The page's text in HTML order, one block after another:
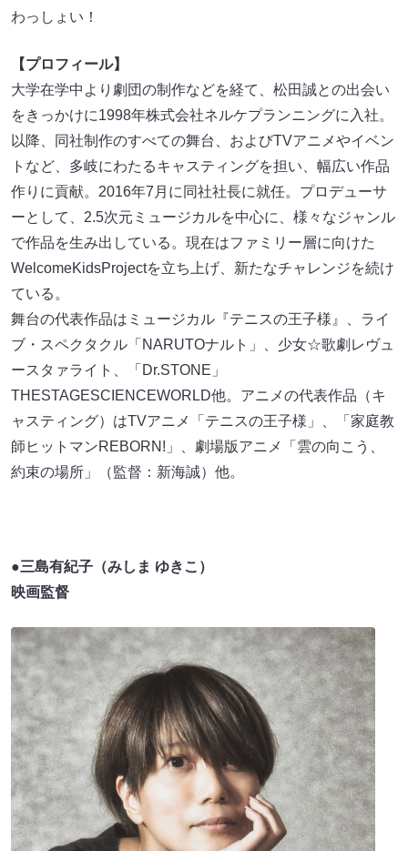
わっしょい！
【プロフィール】
大学在学中より劇団の制作などを経て、松田誠との出会い
をきっかけに1998年株式会社ネルケプランニングに入社。
以降、同社制作のすべての舞台、およびTVアニメやイベン
トなど、多岐にわたるキャスティングを担い、幅広い作品
作りに貢献。2016年7月に同社社長に就任。プロデューサ
ーとして、2.5次元ミュージカルを中心に、様々なジャンル
で作品を生み出している。現在はファミリー層に向けた
WelcomeKidsProjectを立ち上げ、新たなチャレンジを続け
ている。
舞台の代表作品はミュージカル『テニスの王子様』、ライ
ブ・スペクタクル「NARUTOナルト」、少女☆歌劇レヴュ
ースタァライト、「Dr.STONE」
THESTAGESCIENCEWORLD他。アニメの代表作品（キ
ャスティング）はTVアニメ「テニスの王子様」、「家庭教
師ヒットマンREBORN!」、劇場版アニメ「雲の向こう、
約束の場所」（監督：新海誠）他。
●三島有紀子（みしま ゆきこ）
映画監督